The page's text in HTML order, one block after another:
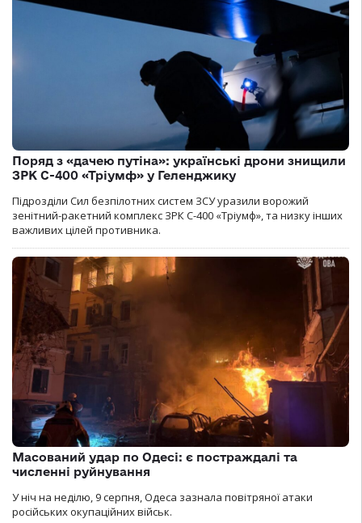
Поряд з «дачею путіна»: українські дрони знищили
ЗРК С-400 «Тріумф» у Геленджику
Підрозділи Сил безпілотних систем ЗСУ уразили ворожий
зенітний-ракетний комплекс ЗРК С-400 «Тріумф», та низку інших
важливих цілей противника.
Масований удар по Одесі: є постраждалі та
численні руйнування
У ніч на неділю, 9 серпня, Одеса зазнала повітряної атаки
російських окупаційних військ.